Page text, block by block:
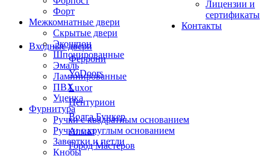
Форт
Межкомнатные двери
Скрытые двери
Экошпон
Шпонированные
Эмаль
Ламинированные
ПВХ
Уценка
Фурнитура
Ручки с квадратным основанием
Ручки с круглым основанием
Завертки и петли
Кнобы
Лицензии и
сертификаты
Контакты
Входные двери
Феррони
YoDoors
Luxor
Центурион
Волга Бункер
Алмаз
Город Мастеров